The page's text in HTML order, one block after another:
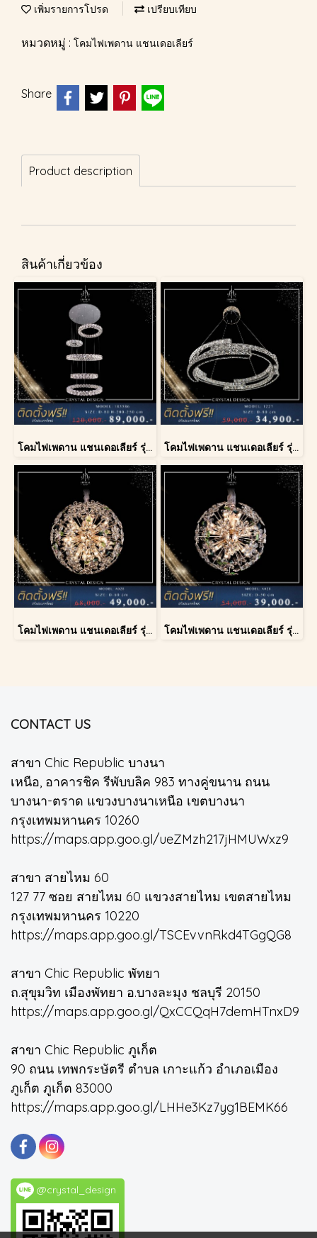
เพิ่มรายการโปรด เปรียบเทียบ
หมวดหมู่ : โคมไฟเพดาน แชนเดอเลียร์
Share
Product description
สินค้าเกี่ยวข้อง
โคมไฟเพดาน แชนเดอเลียร์ รุ่น 183586 โคมไฟเพดาน แชนเดอเลียร์ รุ่น 1227
โคมไฟเพดาน แชนเดอเลียร์ รุ่น A028-D60 โคมไฟเพดาน แชนเดอเลียร์ รุ่น A028-D40
CONTACT US
สาขา Chic Republic บางนา
เหนือ, อาคารชิค รีพับบลิค 983 ทางคู่ขนาน ถนน
บางนา-ตราด แขวงบางนาเหนือ เขตบางนา
กรุงเทพมหานคร 10260
https://maps.app.goo.gl/ueZMzh217jHMUWxz9
สาขา สายไหม 60
127 77 ซอย สายไหม 60 แขวงสายไหม เขตสายไหม
กรุงเทพมหานคร 10220
https://maps.app.goo.gl/TSCEvvnRkd4TGgQG8
สาขา Chic Republic พัทยา
ถ.สุขุมวิท เมืองพัทยา อ.บางละมุง ชลบุรี 20150
https://maps.app.goo.gl/QxCCQqH7demHTnxD9
สาขา Chic Republic ภูเก็ต
90 ถนน เทพกระษัตรี ตำบล เกาะแก้ว อำเภอเมือง
ภูเก็ต ภูเก็ต 83000
https://maps.app.goo.gl/LHHe3Kz7yg1BEMK66
@crystal_design